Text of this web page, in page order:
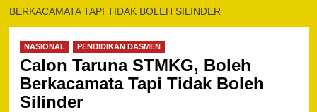
BERKACAMATA TAPI TIDAK BOLEH SILINDER
NASIONAL PENDIDIKAN DASMEN
Calon Taruna STMKG, Boleh
Berkacamata Tapi Tidak Boleh
Silinder